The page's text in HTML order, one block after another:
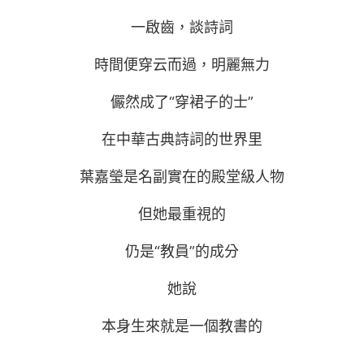
一啟齒，談詩詞
時間便穿云而過，明麗無力
儼然成了“穿裙子的士”
在中華古典詩詞的世界里
葉嘉瑩是名副實在的殿堂級人物
但她最重視的
仍是“教員”的成分
她說
本身生來就是一個教書的